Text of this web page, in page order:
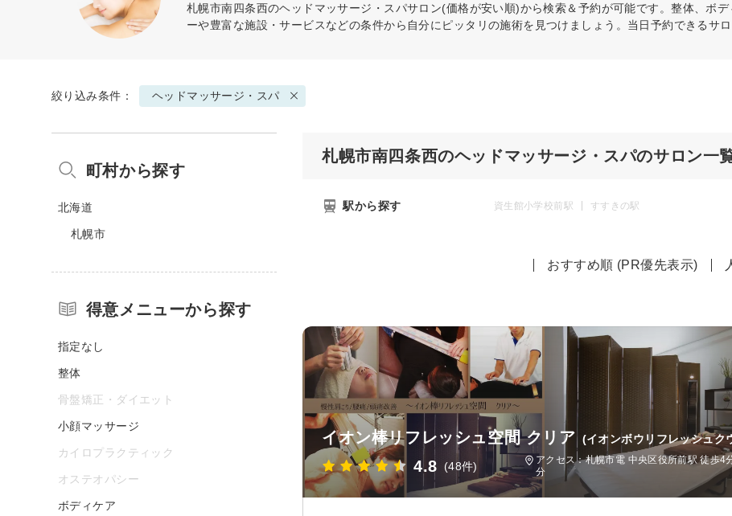
札幌市南四条西のヘッドマッサージ・スパサロン(価格が安い順)から検索＆予約が可能です。整体、ボ
ーや豊富な施設・サービスなどの条件から自分にピッタリの施術を見つけましょう。当日予約できるサロ
絞り込み条件： ヘッドマッサージ・スパ
札幌市南四条西のヘッドマッサージ・スパのサロン一
駅から探す 資生館小学校前駅 すすきの駅
おすすめ順 (PR優先表示)
イオン棒リフレッシュ空間 クリア (イオンボウリフレッシュク
4.8 (48件)
アクセス：札幌市電 中央区役所前駅 徒歩4
分
町村から探す
北海道
札幌市
得意メニューから探す
指定なし
整体
骨盤矯正・ダイエット
小顔マッサージ
カイロプラクティック
オステオパシー
ボディケア